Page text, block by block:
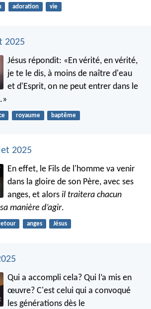
adoration vie
2025
Jésus répondit: «En vérité, en vérité,
je te le dis, à moins de naître d'eau
et d'Esprit, on ne peut entrer dans le
royaume baptême
2025
En effet, le Fils de l'homme va venir
dans la gloire de son Père, avec ses
anges, et alorsil traitera chacun
manière d’agir.
anges Jésus
Qui a accompli cela? Qui l’a mis en
œuvre? C'est celui qui a convoqué
les générations dès le